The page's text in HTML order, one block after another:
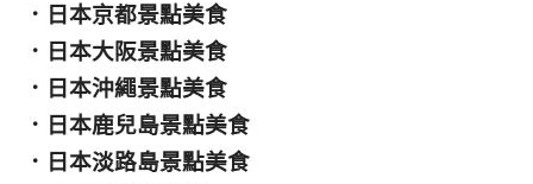
． 日本京都景點美食
． 日本大阪景點美食
． 日本沖繩景點美食
． 日本鹿兒島景點美食
． 日本淡路島景點美食